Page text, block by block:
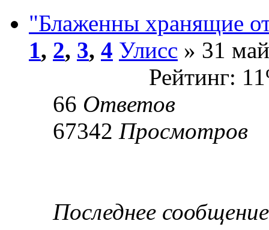
"Блаженны хранящие
1, 2, 3, 4 Улисс » 31
Рейтинг:
66 Ответов
67342 Просмотров
Последнее